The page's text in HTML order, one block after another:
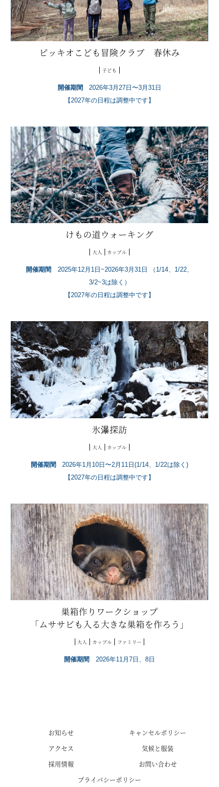
ピッキオこども冒険クラブ 春休み
子ども
開催期間
2026年3月27日〜3月31日
【2027年の日程は調整中です】
けもの道ウォーキング
大人 カップル
開催期間
2025年12月1日~2026年3月31日 （1/14、1/22、
3/2~3は除く）
【2027年の日程は調整中です】
氷瀑探訪
大人 カップル
開催期間
2026年1月10日〜2月11日(1/14、1/22は除く)
【2027年の日程は調整中です】
巣箱作りワークショップ
「ムササビも入る大きな巣箱を作ろう」
大人 カップル ファミリー
開催期間 2026年11月7日、8日
お知らせ
キャンセルポリシー
アクセス
気候と服装
採用情報
お問い合わせ
プライバシーポリシー